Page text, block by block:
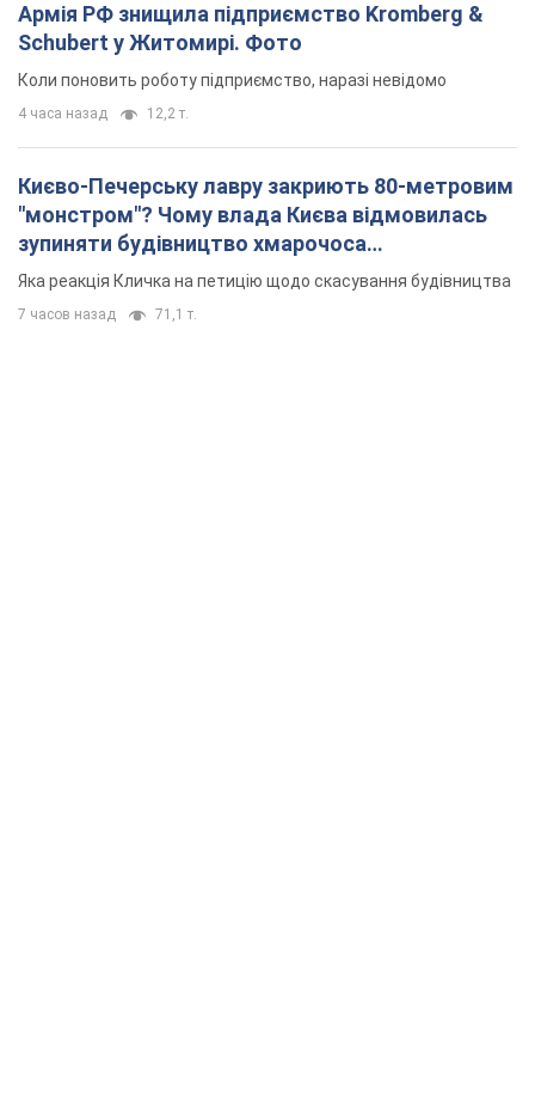
Армія РФ знищила підприємство Kromberg &
Schubert у Житомирі. Фото
Коли поновить роботу підприємство, наразі невідомо
4 часа назад 12,2 т.
Києво-Печерську лавру закриють 80-метровим
"монстром"? Чому влада Києва відмовилась
зупиняти будівництво хмарочоса
"московського вірянина"
Яка реакція Кличка на петицію щодо скасування будівництва
7 часов назад 71,1 т.